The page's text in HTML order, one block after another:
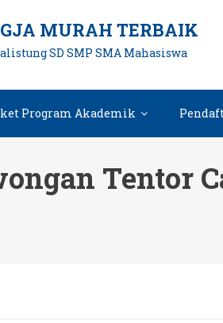
MURAH TERBAIK
SD SMP SMA Mahasiswa
Program Akademik
Tentor